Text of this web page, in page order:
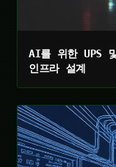
AI를 위한 UPS
인프라 설계